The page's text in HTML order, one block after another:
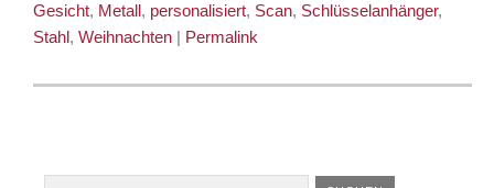
Gesicht, Metall, personalisiert, ‪Scan‬, Schlüsselanhänger,
Stahl,Weihnachten | Permalink